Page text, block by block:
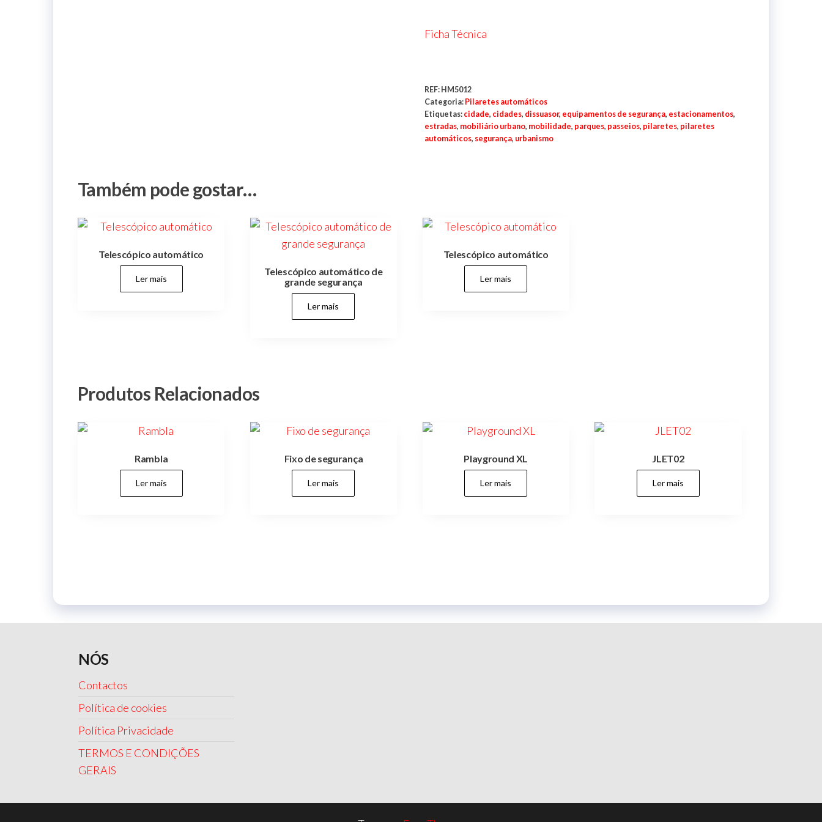
Ficha Técnica
REF: HM5012
Categoria: Pilaretes automáticos
Etiquetas: cidade, cidades, dissuasor, equipamentos de segurança, estacionamentos,
estradas, mobiliário urbano, mobilidade, parques, passeios, pilaretes, pilaretes
automáticos, segurança, urbanismo
Também pode gostar…
Telescópico automático
Ler mais
Telescópico automático de
grande segurança
Ler mais
Telescópico automático
Ler mais
Produtos Relacionados
Rambla
Ler mais
Fixo de segurança
Ler mais
Playground XL
Ler mais
JLET02
Ler mais
NÓS
Contactos
Política de cookies
Política Privacidade
TERMOS E CONDIÇÕES
GERAIS